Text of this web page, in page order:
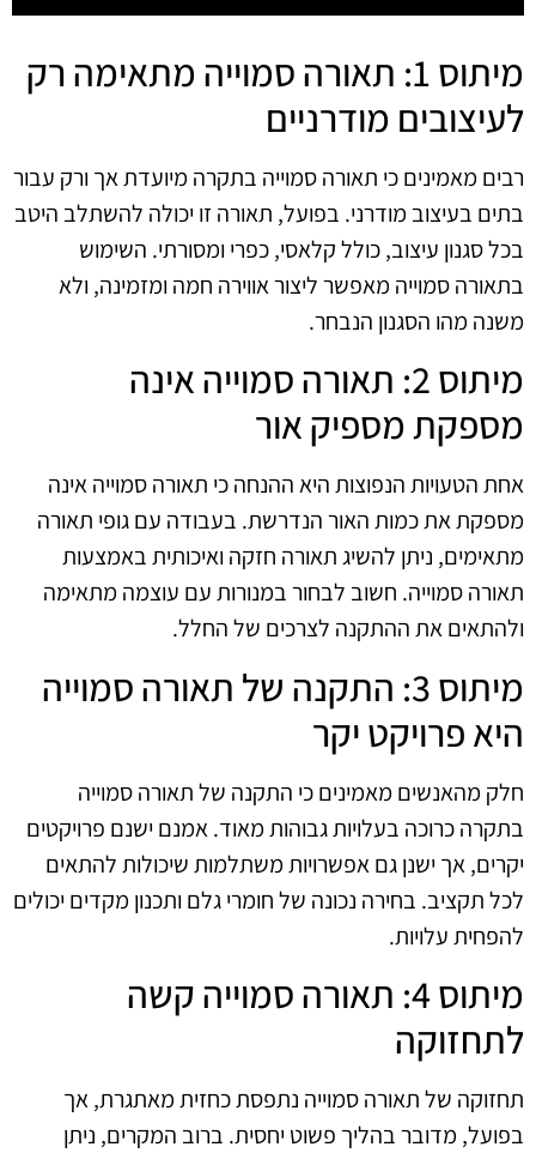
מיתוס 1: תאורה סמוייה מתאימה רק
לעיצובים מודרניים
רבים מאמינים כי תאורה סמוייה בתקרה מיועדת אך ורק עבור
בתים בעיצוב מודרני. בפועל, תאורה זו יכולה להשתלב היטב
בכל סגנון עיצוב, כולל קלאסי, כפרי ומסורתי. השימוש
בתאורה סמוייה מאפשר ליצור אווירה חמה ומזמינה, ולא
משנה מהו הסגנון הנבחר.
מיתוס 2: תאורה סמוייה אינה
מספקת מספיק אור
אחת הטעויות הנפוצות היא ההנחה כי תאורה סמוייה אינה
מספקת את כמות האור הנדרשת. בעבודה עם גופי תאורה
מתאימים, ניתן להשיג תאורה חזקה ואיכותית באמצעות
תאורה סמוייה. חשוב לבחור במנורות עם עוצמה מתאימה
ולהתאים את ההתקנה לצרכים של החלל.
מיתוס 3: התקנה של תאורה סמוייה
היא פרויקט יקר
חלק מהאנשים מאמינים כי התקנה של תאורה סמוייה
בתקרה כרוכה בעלויות גבוהות מאוד. אמנם ישנם פרויקטים
יקרים, אך ישנן גם אפשרויות משתלמות שיכולות להתאים
לכל תקציב. בחירה נכונה של חומרי גלם ותכנון מקדים יכולים
להפחית עלויות.
מיתוס 4: תאורה סמוייה קשה
לתחזוקה
תחזוקה של תאורה סמוייה נתפסת כחזית מאתגרת, אך
בפועל, מדובר בהליך פשוט יחסית. ברוב המקרים, ניתן